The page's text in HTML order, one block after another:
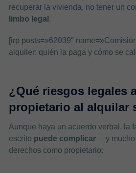
recuperar la vivienda, no tener un
limbo legal .
[irp posts=»62039″
alquiler: quién la paga y cómo se
¿Qué riesgos legales
propietario al alquilar
Aunque haya un acuerdo verbal, la
escrito puede complicar —y
derechos como propietario: